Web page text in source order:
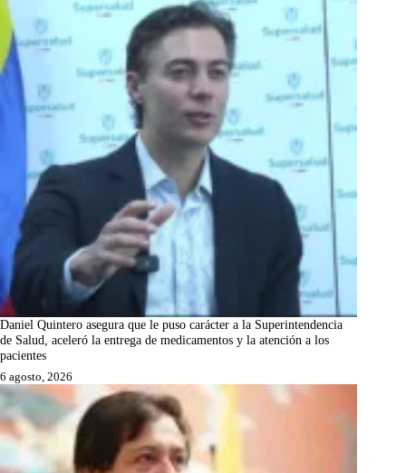
Daniel Quintero asegura que le puso carácter a la Superintendencia
de Salud, aceleró la entrega de medicamentos y la atención a los
pacientes
6 agosto, 2026